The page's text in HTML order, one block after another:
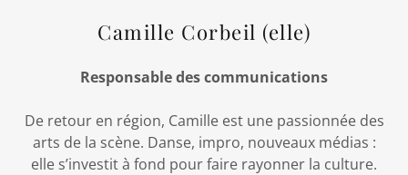
Camille Corbeil (elle)
Responsable des communications
De retour en région, Camille est une passionnée des
arts de la scène. Danse, impro, nouveaux médias :
elle s’investit à fond pour faire rayonner la culture.